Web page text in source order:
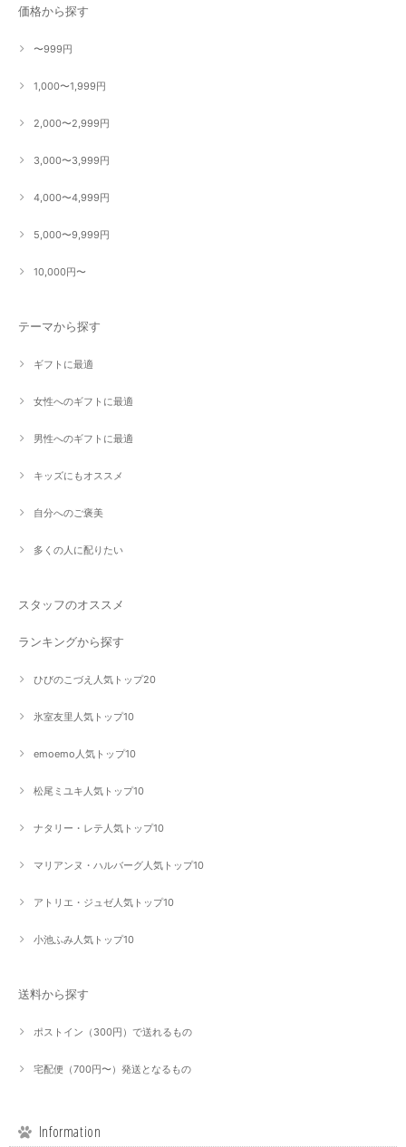
価格から探す
〜999円
1,000〜1,999円
2,000〜2,999円
3,000〜3,999円
4,000〜4,999円
5,000〜9,999円
10,000円〜
テーマから探す
ギフトに最適
女性へのギフトに最適
男性へのギフトに最適
キッズにもオススメ
自分へのご褒美
多くの人に配りたい
スタッフのオススメ
ランキングから探す
ひびのこづえ人気トップ20
氷室友里人気トップ10
emoemo人気トップ10
松尾ミユキ人気トップ10
ナタリー・レテ人気トップ10
マリアンヌ・ハルバーグ人気トップ10
アトリエ・ジュゼ人気トップ10
小池ふみ人気トップ10
送料から探す
ポストイン（300円）で送れるもの
宅配便（700円〜）発送となるもの
Information